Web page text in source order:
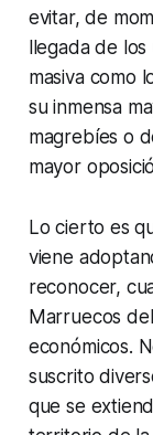
evitar, de
llegada de los
masiva como
su inmensa
magrebíes o
mayor
Lo cierto es
viene
reconocer,
Marruecos
económicos.
suscrito
que se